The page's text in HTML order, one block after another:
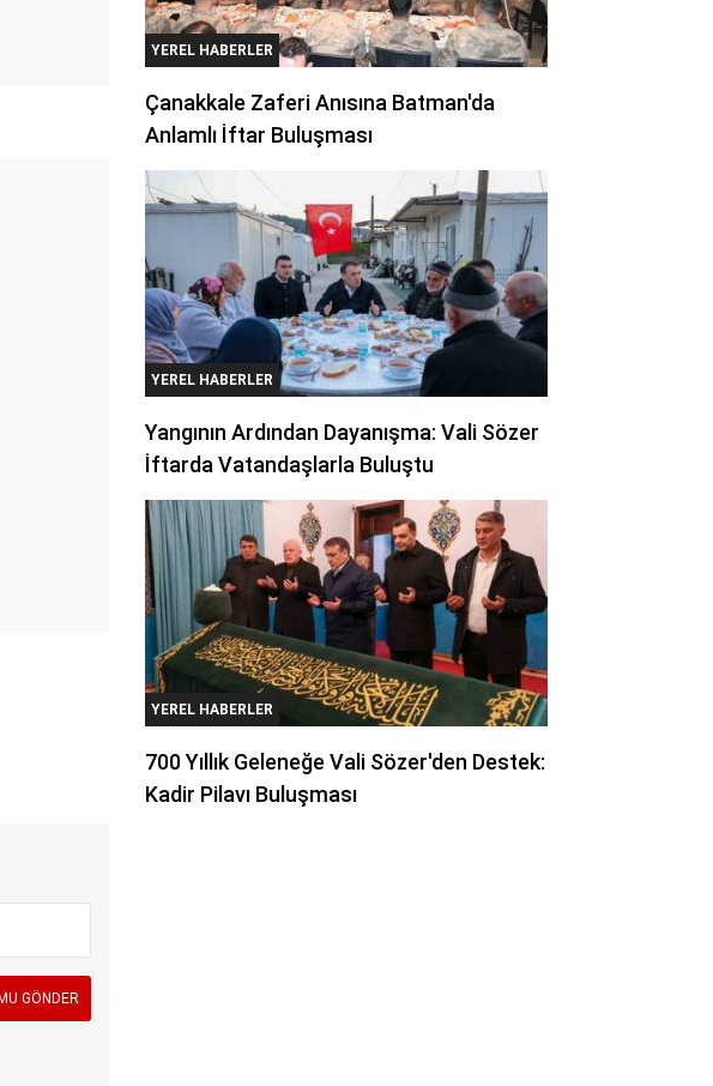
YEREL HABERLER
Çanakkale Zaferi Anısına Batman'da
Anlamlı İftar Buluşması
YEREL HABERLER
Yangının Ardından Dayanışma: Vali Sözer
İftarda Vatandaşlarla Buluştu
YEREL HABERLER
700 Yıllık Geleneğe Vali Sözer'den Destek:
Kadir Pilavı Buluşması